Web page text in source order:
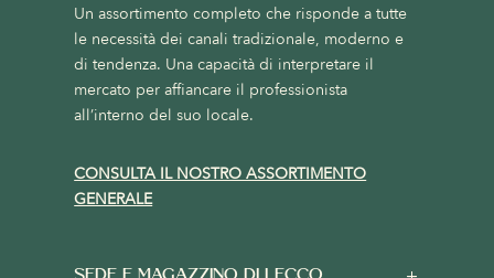
Un assortimento completo che risponde a tutte
le necessità dei canali tradizionale, moderno e
di tendenza. Una capacità di interpretare il
mercato per affiancare il professionista
all’interno del suo locale.
CONSULTA IL NOSTRO ASSORTIMENTO
GENERALE